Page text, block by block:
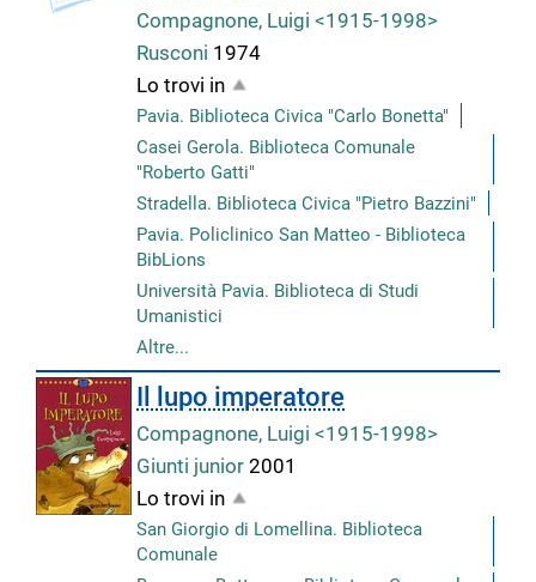
Compagnone, Luigi <1915-1998>
Rusconi 1974
Lo trovi in
Pavia. Biblioteca Civica "Carlo Bonetta"
Casei Gerola. Biblioteca Comunale
"Roberto Gatti"
Stradella. Biblioteca Civica "Pietro Bazzini"
Pavia. Policlinico San Matteo - Biblioteca
BibLions
Università Pavia. Biblioteca di Studi
Umanistici
Altre...
Il lupo imperatore
Compagnone, Luigi <1915-1998>
Giunti junior2001
Lo trovi in
San Giorgio di Lomellina. Biblioteca
Comunale